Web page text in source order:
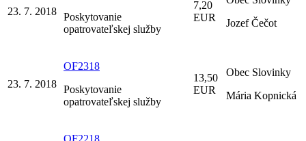
23. 7. 2018 Poskytovanie
opatrovateľskej služby
7,20
EUR
Jozef Čečot
23. 7. 2018
OF2318
Poskytovanie
opatrovateľskej služby
13,50
EUR
Obec Slovinky
Mária Kopnická
OF2218